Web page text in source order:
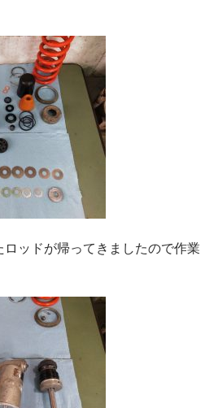
ッドが帰ってきましたので作業